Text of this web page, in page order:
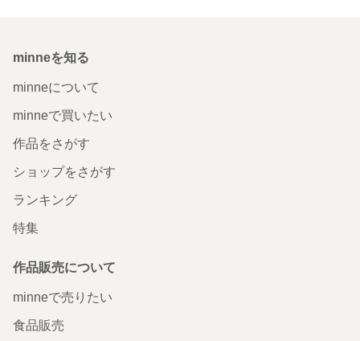
minneを知る
minneについて
minneで買いたい
作品をさがす
ショップをさがす
ランキング
特集
作品販売について
minneで売りたい
食品販売